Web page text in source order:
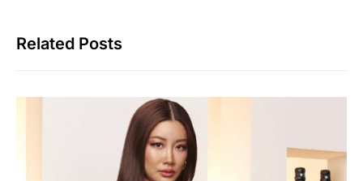
Related Posts